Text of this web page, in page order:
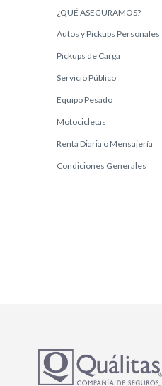
¿QUÉ ASEGURAMOS?
Autos y Pickups Personales
Pickups de Carga
Servicio Público
Equipo Pesado
Motocicletas
Renta Diaria o Mensajería
Condiciones Generales